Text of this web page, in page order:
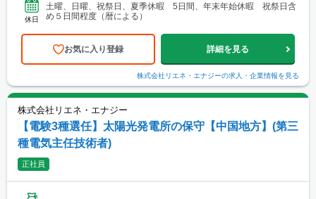
休日
土曜、日曜、祝祭日、夏季休暇 5日間、年末年始休暇 祝祭日含
め５日間程度（暦による）
お気に入り登録 詳細を見る
株式会社リエネ・エナジーの求人・企業情報を見る
株式会社リエネ・エナジー
【電験3種選任】太陽光発電所の保守【中国地方】(第三
種電気主任技術者)
正社員